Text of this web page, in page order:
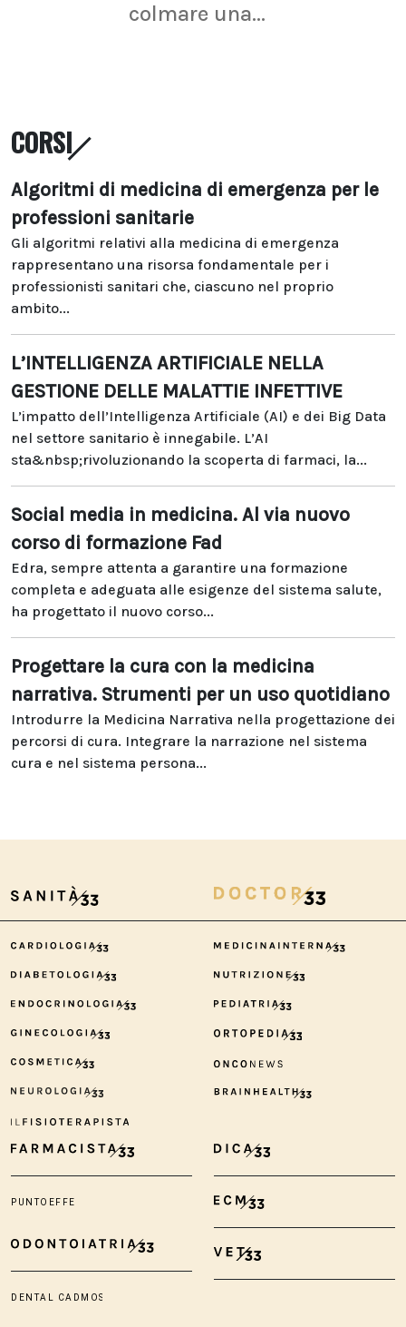
colmare una...
CORSI
Algoritmi di medicina di emergenza per le
professioni sanitarie
Gli algoritmi relativi alla medicina di emergenza
rappresentano una risorsa fondamentale per i
professionisti sanitari che, ciascuno nel proprio
ambito...
L’INTELLIGENZA ARTIFICIALE NELLA
GESTIONE DELLE MALATTIE INFETTIVE
L’impatto dell’Intelligenza Artificiale (AI) e dei Big Data
nel settore sanitario è innegabile. L’AI
sta&nbsp;rivoluzionando la scoperta di farmaci, la...
Social media in medicina. Al via nuovo
corso di formazione Fad
Edra, sempre attenta a garantire una formazione
completa e adeguata alle esigenze del sistema salute,
ha progettato il nuovo corso...
Progettare la cura con la medicina
narrativa. Strumenti per un uso quotidiano
Introdurre la Medicina Narrativa nella progettazione dei
percorsi di cura. Integrare la narrazione nel sistema
cura e nel sistema persona...